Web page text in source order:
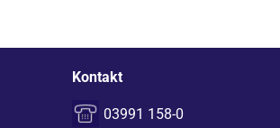
Kontakt
03991 158-0